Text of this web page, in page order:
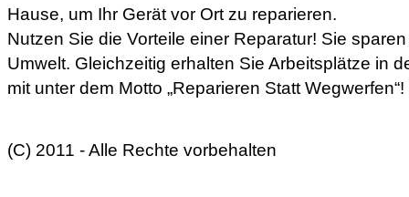
Hause, um Ihr Gerät vor Ort zu reparieren.
Nutzen Sie die Vorteile einer Reparatur! Sie
Umwelt. Gleichzeitig erhalten Sie Arbeitsplätze in
mit unter dem Motto „Reparieren Statt Wegwerfen“!
(C) 2011 - Alle Rechte vorbehalten